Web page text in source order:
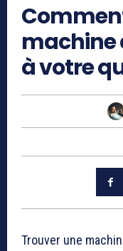
machine
à votre
Trouver une